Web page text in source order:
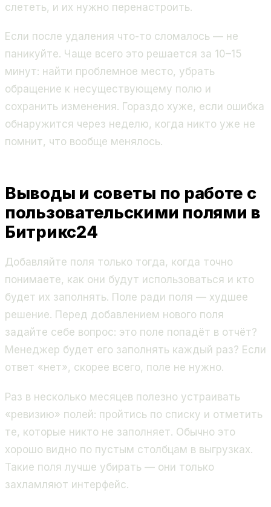
слететь, и их нужно перенастроить.
Если после удаления что-то сломалось — не
паникуйте. Чаще всего это решается за 10–15
минут: найти проблемное место, убрать
обращение к несуществующему полю и
сохранить изменения. Гораздо хуже, если ошибка
обнаружится через неделю, когда никто уже не
помнит, что вообще менялось.
Выводы и советы по работе с
пользовательскими полями в
Битрикс24
Добавляйте поля только тогда, когда точно
понимаете, как они будут использоваться и кто
будет их заполнять. Поле ради поля — худшее
решение. Перед добавлением нового поля
задайте себе вопрос: это поле попадёт в отчёт?
Менеджер будет его заполнять каждый раз? Если
ответ «нет», скорее всего, поле не нужно.
Раз в несколько месяцев полезно устраивать
«ревизию» полей: пройтись по списку и отметить
те, которые никто не заполняет. Обычно это
хорошо видно по пустым столбцам в выгрузках.
Такие поля лучше убирать — они только
захламляют интерфейс.